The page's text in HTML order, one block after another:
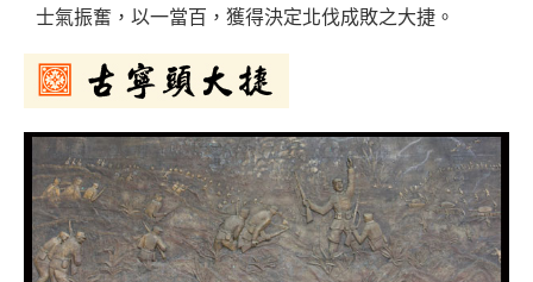
士氣振奮，以一當百，獲得決定北伐成敗之大捷。